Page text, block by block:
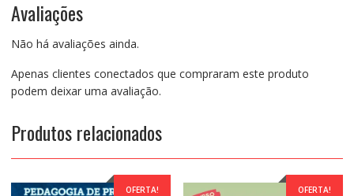
Neurociência
Pedagógica
quantidade
Avaliações
Não há avaliações ainda.
Apenas clientes conectados que compraram este produto
podem deixar uma avaliação.
Produtos relacionados
OFERTA! OFERTA!